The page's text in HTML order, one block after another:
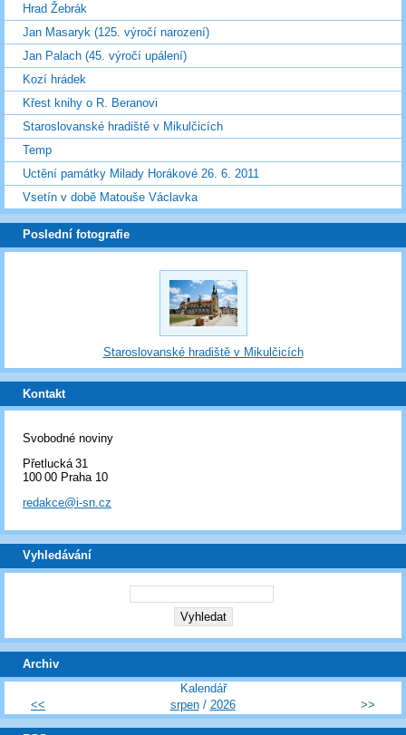
Hrad Žebrák
Jan Masaryk (125. výročí narození)
Jan Palach (45. výročí upálení)
Kozí hrádek
Křest knihy o R. Beranovi
Staroslovanské hradiště v Mikulčicích
Temp
Uctění památky Milady Horákové 26. 6. 2011
Vsetín v době Matouše Václavka
Poslední fotografie
Staroslovanské hradiště v Mikulčicích
Kontakt
Svobodné noviny
Přetlucká 31
100 00 Praha 10
redakce@i-sn.cz
Vyhledávání
Archiv
Kalendář
<<
srpen/ 2026 >>